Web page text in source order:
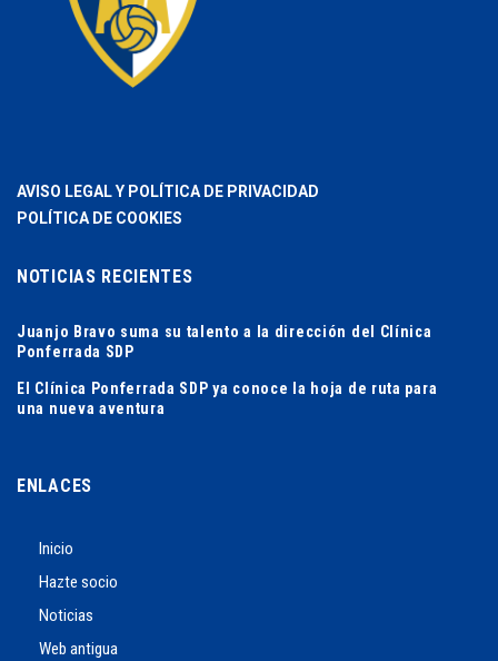
AVISO LEGAL Y POLÍTICA DE PRIVACIDAD
POLÍTICA DE COOKIES
NOTICIAS RECIENTES
Juanjo Bravo suma su talento a la dirección del Clínica
Ponferrada SDP
El Clínica Ponferrada SDP ya conoce la hoja de ruta para
una nueva aventura
ENLACES
Inicio
Hazte socio
Noticias
Web antigua